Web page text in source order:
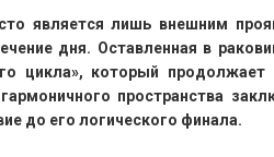
является лишь внешним
дня. Оставленная в
цикла», который
пространства
до его логического финала.